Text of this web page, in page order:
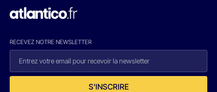
RECEVEZ NOTRE NEWSLETTER
S'INSCRIRE